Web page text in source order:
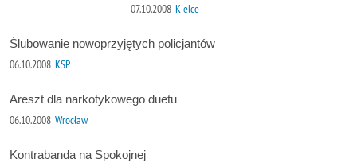
07.10.2008 Kielce
Ślubowanie nowoprzyjętych policjantów
06.10.2008 KSP
Areszt dla narkotykowego duetu
06.10.2008 Wrocław
Kontrabanda na Spokojnej